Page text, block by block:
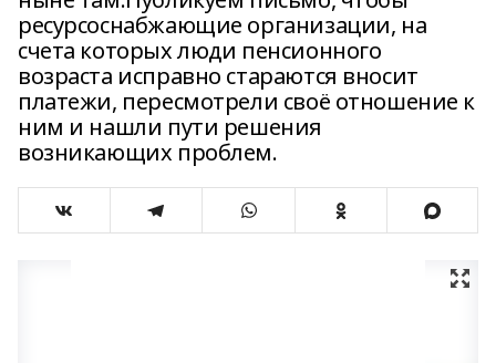
ресурсоснабжающие организации, на
счета которых люди пенсионного
возраста исправно стараются вносит
платежи, пересмотрели своё отношение к
ним и нашли пути решения
возникающих проблем.